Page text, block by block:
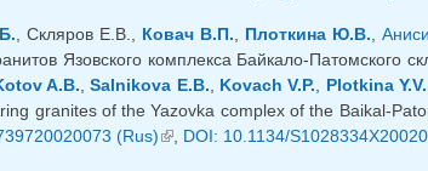
, Скляров Е.В., Ковач В.П., Плоткина Ю.В.,
Язовского комплекса Байкало-Патомского
A.B.,Salnikova E.B., Kovach V.P., Plotkina Y.V.
granites of the Yazovka complex of the Baikal-
(Rus)(внешняя ссылка)
, DOI: 10.1134/